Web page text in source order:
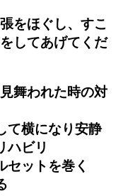
をほぐし、すこ
してあげてくだ
舞われた時の対
て横になり安静
ハビリ
セットを巻く